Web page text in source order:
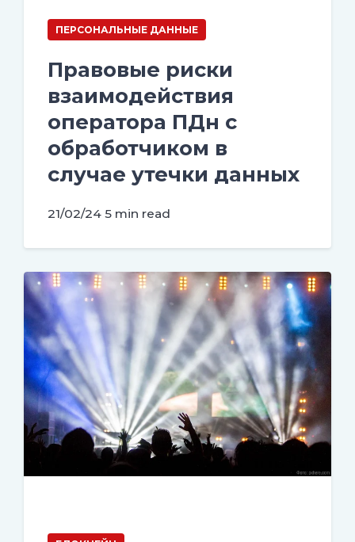
ПЕРСОНАЛЬНЫЕ ДАННЫЕ
Правовые риски
взаимодействия
оператора ПДн с
обработчиком в
случае утечки данных
21/02/24 5 min read